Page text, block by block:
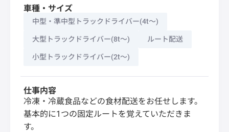
車種・サイズ
中型・準中型トラックドライバー(4t～)
大型トラックドライバー(8t～) ルート配送
小型トラックドライバー(2t～)
仕事内容
冷凍・冷蔵食品などの食材配送をお任せします。
基本的に1つの固定ルートを覚えていただきま
す。